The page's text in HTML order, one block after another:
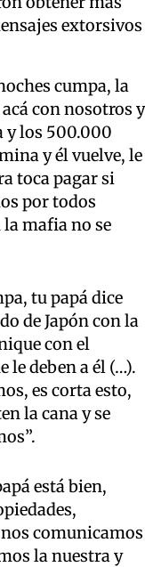
extorsivos
cumpa, la
con nosotros y
y los 500.000
y él vuelve, le
toca pagar si
por todos
la mafia no se
tu papá dice
de Japón con la
con el
le deben a él (…).
es corta esto,
la cana y se
está bien,
comunicamos
la nuestra y